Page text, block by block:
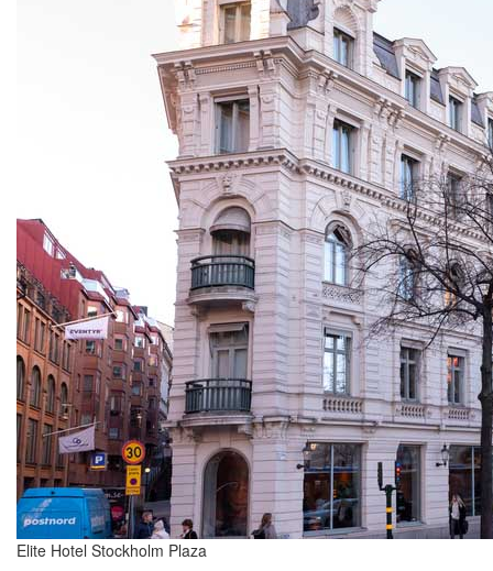
Elite Hotel Stockholm Plaza